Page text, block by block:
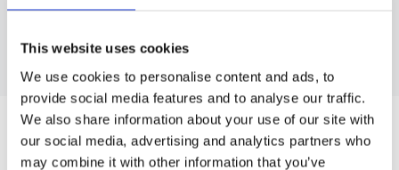
This website uses cookies
We use cookies to personalise content and ads, to
provide social media features and to analyse our traffic.
We also share information about your use of our site with
our social media, advertising and analytics partners who
may combine it with other information that you’ve
Pokaż więcej
BLOG